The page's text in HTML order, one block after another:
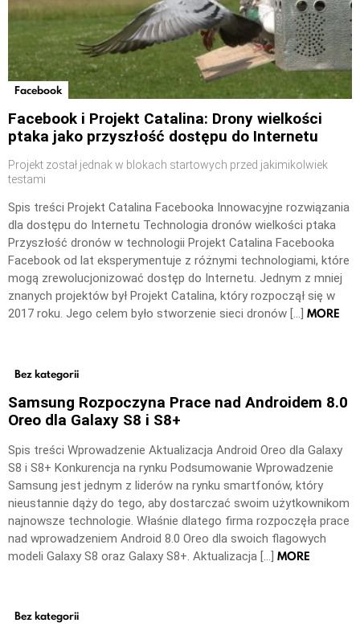
Facebook
Facebook i Projekt Catalina: Drony wielkości
ptaka jako przyszłość dostępu do Internetu
Projekt został jednak w blokach startowych przed jakimikolwiek
testami
Spis treści Projekt Catalina Facebooka Innowacyjne rozwiązania
dla dostępu do Internetu Technologia dronów wielkości ptaka
Przyszłość dronów w technologii Projekt Catalina Facebooka
Facebook od lat eksperymentuje z różnymi technologiami, które
mogą zrewolucjonizować dostęp do Internetu. Jednym z mniej
znanych projektów był Projekt Catalina, który rozpoczął się w
2017 roku. Jego celem było stworzenie sieci dronów […] MORE
Bez kategorii
Samsung Rozpoczyna Prace nad Androidem 8.0
Oreo dla Galaxy S8 i S8+
Spis treści Wprowadzenie Aktualizacja Android Oreo dla Galaxy
S8 i S8+ Konkurencja na rynku Podsumowanie Wprowadzenie
Samsung jest jednym z liderów na rynku smartfonów, który
nieustannie dąży do tego, aby dostarczać swoim użytkownikom
najnowsze technologie. Właśnie dlatego firma rozpoczęła prace
nad wprowadzeniem Android 8.0 Oreo dla swoich flagowych
modeli Galaxy S8 oraz Galaxy S8+. Aktualizacja […] MORE
Bez kategorii